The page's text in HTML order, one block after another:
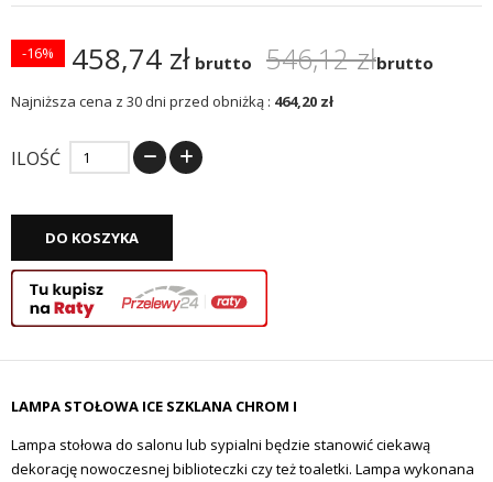
458,74 zł brutto 546,12 złbrutto
-16%
Najniższa cena z 30 dni przed obniżką : 464,20 zł
ILOŚĆ
DO KOSZYKA
LAMPA STOŁOWA ICE SZKLANA CHROM I
Lampa stołowa do salonu lub sypialni będzie stanowić ciekawą
dekorację nowoczesnej biblioteczki czy też toaletki. Lampa wykonana